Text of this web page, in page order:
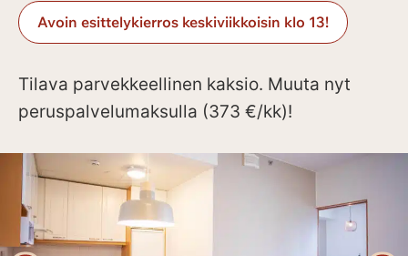
Avoin esittelykierros keskiviikkoisin klo 13!
Tilava parvekkeellinen kaksio. Muuta nyt
peruspalvelumaksulla (373 €/kk)!